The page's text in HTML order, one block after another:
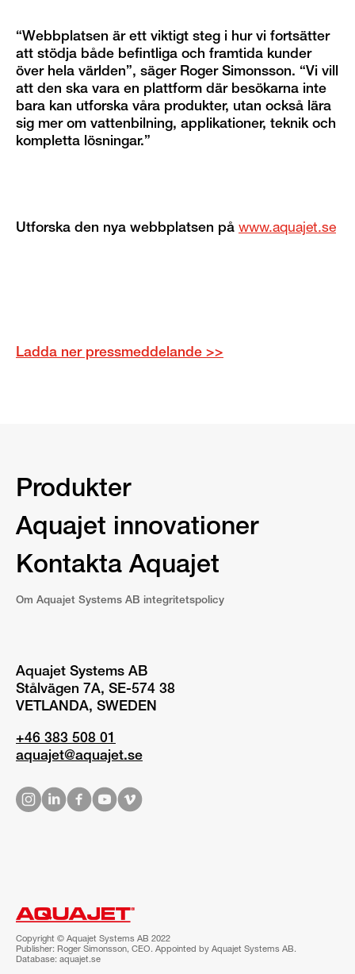
“Webbplatsen är ett viktigt steg i hur vi fortsätter
att stödja både befintliga och framtida kunder
över hela världen”, säger Roger Simonsson. “Vi vill
att den ska vara en plattform där besökarna inte
bara kan utforska våra produkter, utan också lära
sig mer om vattenbilning, applikationer, teknik och
kompletta lösningar.”
Utforska den nya webbplatsen på www.aquajet.se
Ladda ner pressmeddelande >>
Produkter
Aquajet innovationer
Kontakta Aquajet
Om Aquajet Systems AB integritetspolicy
Aquajet Systems AB
Stålvägen 7A, SE-574 38
VETLANDA, SWEDEN
+46 383 508 01
aquajet@aquajet.se
Copyright © Aquajet Systems AB 2022
Publisher: Roger Simonsson, CEO. Appointed by Aquajet Systems AB.
Database: aquajet.se